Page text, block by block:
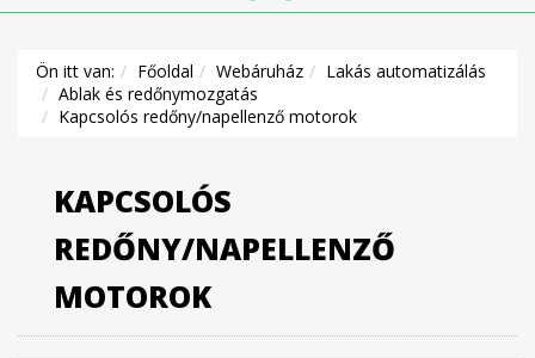
Ön itt van: Főoldal Webáruház
Lakás automatizálás
Ablak és redőnymozgatás
Kapcsolós redőny/napellenző motorok
KAPCSOLÓS
REDŐNY/NAPELLENZŐ
MOTOROK